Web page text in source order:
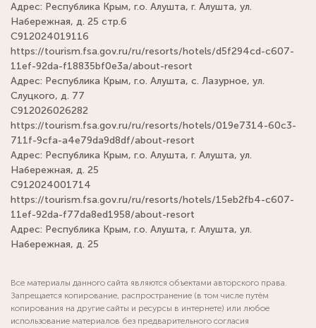
Адрес: Республика Крым, г.о. Алушта, г. Алушта, ул.
Набережная, д. 25 стр.6
С912024019116
https://tourism.fsa.gov.ru/ru/resorts/hotels/d5f294cd-c607-
11ef-92da-f18835bf0e3a/about-resort
Адрес: Республика Крым, г.о. Алушта, с. Лазурное, ул.
Слуцкого, д. 77
С912026026282
https://tourism.fsa.gov.ru/ru/resorts/hotels/019e7314-60c3-
711f-9cfa-a4e79da9d8df/about-resort
Адрес: Республика Крым, г.о. Алушта, г. Алушта, ул.
Набережная, д. 25
С912024001714
https://tourism.fsa.gov.ru/ru/resorts/hotels/15eb2fb4-c607-
11ef-92da-f77da8ed1958/about-resort
Адрес: Республика Крым, г.о. Алушта, г. Алушта, ул.
Набережная, д. 25
Все материалы данного сайта являются объектами авторского права.
Запрещается копирование, распространение (в том числе путём
копирования на другие сайты и ресурсы в интернете) или любое
использование материалов без предварительного согласия